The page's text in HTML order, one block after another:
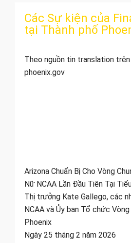
Các Sự kiện của
tại ​Thành phố
Theo nguồn tin translation
phoenix.gov
Arizona Chuẩn Bị Cho Vòng
Nữ NCAA Lần Đầu Tiên Tại
Thị trưởng Kate Gallego, các
NCAA và Ủy ban Tổ chức
Phoenix
Ngày 25 tháng 2 năm 2026